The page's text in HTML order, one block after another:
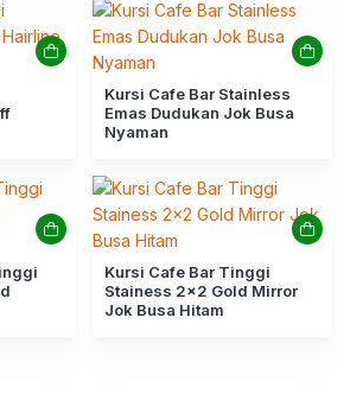
Kursi Cafe Bar Stainless
Emas Dudukan Jok Busa
Nyaman
Kursi Cafe Bar Tinggi
Stainess 2×2 Gold Mirror
Jok Busa Hitam